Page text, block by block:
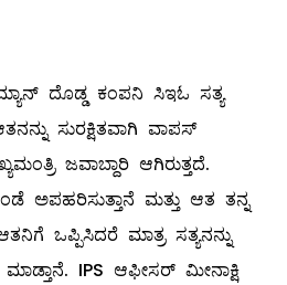
ದೊಡ್ಡ ಕಂಪನಿ ಸಿಇಓ ಸತ್ಯ
ಸುರಕ್ಷಿತವಾಗಿ ವಾಪಸ್
ಜವಾಬ್ದಾರಿ ಆಗಿರುತ್ತದೆ.
ಅಪಹರಿಸುತ್ತಾನೆ ಮತ್ತು ಆತ ತನ್ನ
ಒಪ್ಪಿಸಿದರೆ ಮಾತ್ರ ಸತ್ಯನನ್ನು
ಮಾಡ್ತಾನೆ. IPS ಆಫೀಸರ್ ಮೀನಾಕ್ಷಿ